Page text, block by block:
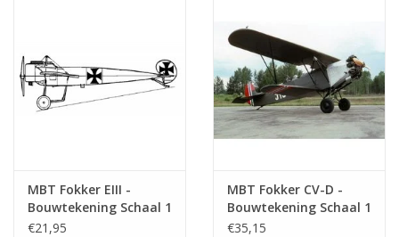
MBT Fokker EIII -
Bouwtekening Schaal 1
: 25 (50.10.007)
€21,95
MBT Fokker CV-D -
Bouwtekening Schaal 1
: 25 (50.10.008)
€35,15